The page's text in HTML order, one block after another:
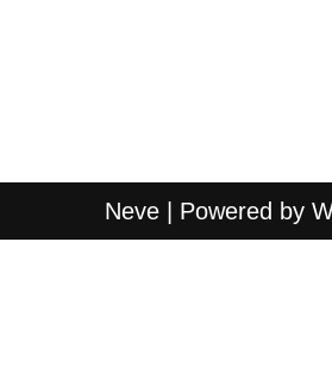
Neve| Powered by